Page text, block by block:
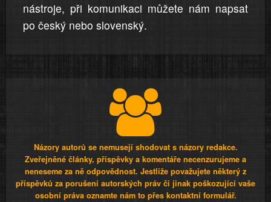
nástroje, při komunikaci můžete nám napsat
po český nebo slovenský.
Názory autorů se nemusejí shodovat s názory redakce.
Zveřejněné články, příspěvky a komentáře necenzurujeme a
neneseme za ně odpovědnost. Jestliže považujete některý z
příspěvků za porušení autorských práv či jinak poškozující vaše
osobní práva oznamte nám to přes kontaktní formulář.